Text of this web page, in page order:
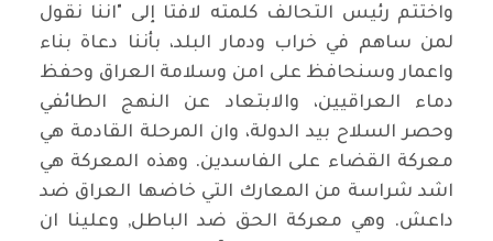
واختتم رئيس التحالف كلمته لافتا إلى "اننا نقول
لمن ساهم في خراب ودمار البلد، بأننا دعاة بناء
واعمار وسنحافظ على امن وسلامة العراق وحفظ
دماء العراقيين، والابتعاد عن النهج الطائفي
وحصر السلاح بيد الدولة، وان المرحلة القادمة هي
معركة القضاء على الفاسدين. وهذه المعركة هي
اشد شراسة من المعارك التي خاضها العراق ضد
داعش. وهي معركة الحق ضد الباطل, وعلينا ان